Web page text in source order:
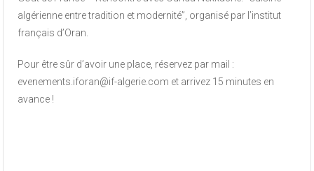
algérienne entre tradition et modernité”, organisé par l’institut
français d’Oran.
Pour être sûr d’avoir une place, réservez par mail :
evenements.iforan@if-algerie.com et arrivez 15 minutes en
avance !